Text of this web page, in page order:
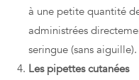
à une petite quantité
administrées
seringue (sans aiguille).
Les pipettes cutanées